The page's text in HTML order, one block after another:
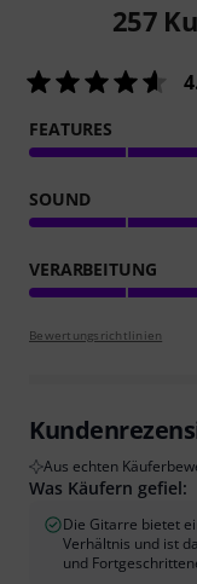
257
FEATURES
SOUND
VERARBEITUNG
Bewertungsrichtlinien
Aus echten
Was Käufern gefiel:
Die Gitarre bietet
Verhältnis und ist
und